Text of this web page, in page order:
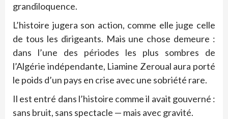
grandiloquence.
L’histoire jugera son action, comme elle juge celle
de tous les dirigeants. Mais une chose demeure :
dans l’une des périodes les plus sombres de
l’Algérie indépendante, Liamine Zeroual aura porté
le poids d’un pays en crise avec une sobriété rare.
Il est entré dans l’histoire comme il avait gouverné :
sans bruit, sans spectacle — mais avec gravité.